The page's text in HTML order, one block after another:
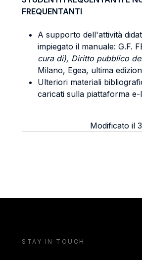
FREQUENTANTI
A supporto dell'attività
impiegato il manuale: G.F.
cura di), Diritto pubblico
Milano, Egea, ultima
Ulteriori materiali
caricati sulla piattaforma e-
Modificato il
STAY IN TOUCH